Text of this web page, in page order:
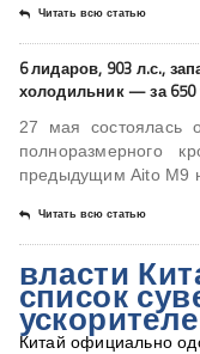
Читать всю статью
6 лидаров, 903 л.с.,
холодильник — за
27 мая состоялась
полноразмерного
предыдущим Aito M9
Читать всю статью
власти
список
Китай официально